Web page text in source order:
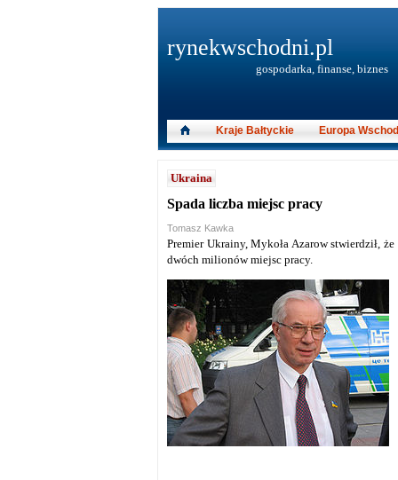
Ukraina
Spada liczba miejsc pracy
Tomasz Kawka
Premier Ukrainy, Mykoła Azarow stwierdził,
dwóch milionów miejsc pracy.
rynekwschodni.pl
gospodarka, finanse, biznes
Kraje Bałtyckie Europa